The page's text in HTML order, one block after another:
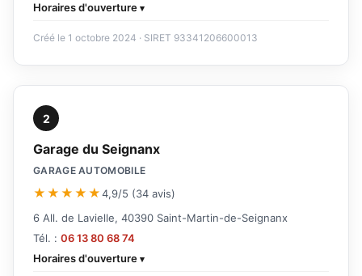
Horaires d'ouverture
Créé le 1 octobre 2024 · SIRET 93341206600013
2
Garage du Seignanx
GARAGE AUTOMOBILE
★★★★★4,9/5 (34 avis)
6 All. de Lavielle, 40390 Saint-Martin-de-Seignanx
Tél. : 06 13 80 68 74
Horaires d'ouverture